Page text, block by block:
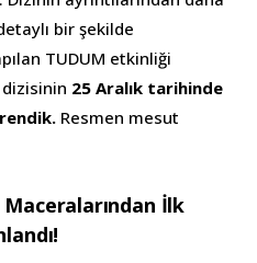
bir şekilde
TUDUM etkinliği
25 Aralık tarihinde
Resmen mesut
Maceralarından İlk